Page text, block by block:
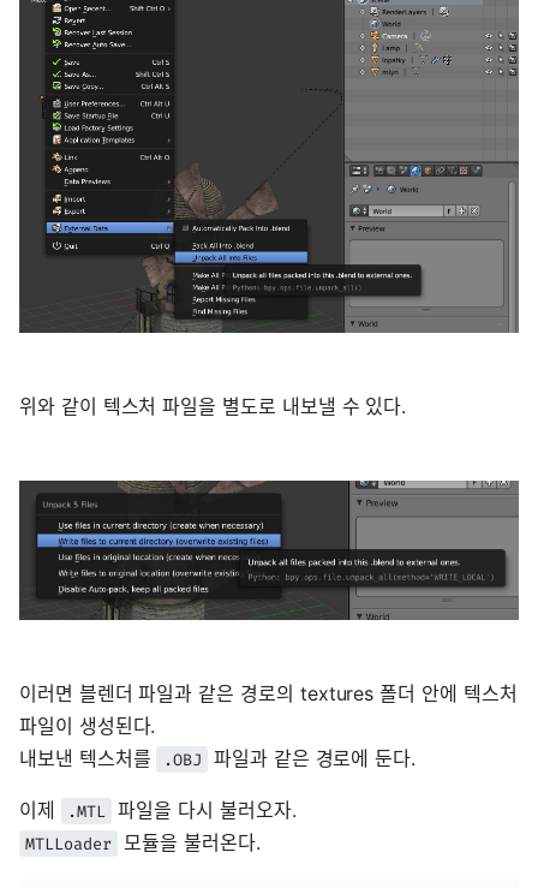
위와 같이 텍스처 파일을 별도로 내보낼 수 있다.
이러면 블렌더 파일과 같은 경로의 textures 폴더 안에 텍스처
파일이 생성된다.
내보낸 텍스처를
.OBJ 파일과 같은 경로에 둔다.
이제 .MTL 파일을 다시 불러오자.
MTLLoader 모듈을 불러온다.